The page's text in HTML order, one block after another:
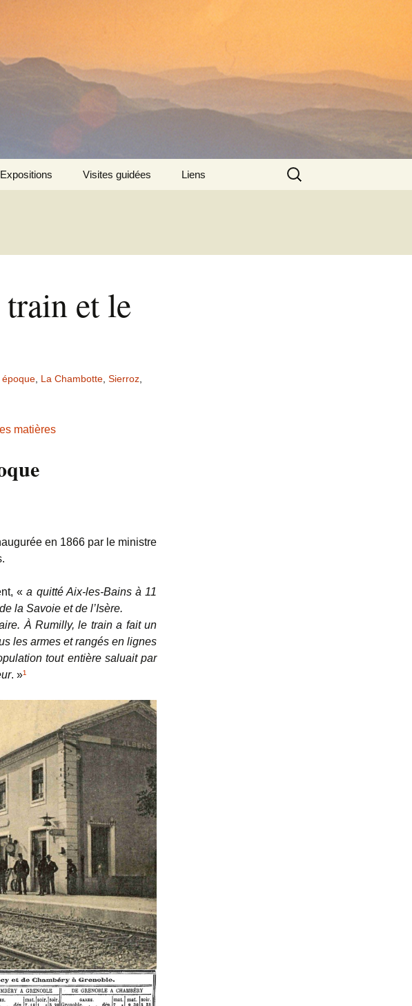
Expositions Visites guidées Liens
Rechercher :
et le
époque La Chambotte Sierroz
matières
en 1866 par le ministre
«a quitté Aix-les-Bains à 11
la Savoie et de l’Isère.
À Rumilly, le train a fait un
les armes et rangés en lignes
tout entière saluait par
. »¹